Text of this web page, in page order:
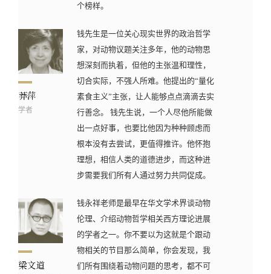
个榜样。
学者
钱先生是一位关心现实世界的政治哲学
家，对动物议题关注多年，他的动物思
想深刻而执着，但他的主张温和理性，
切合实际，不强人所难。他提出的“量化
素食主义”主张，让人能够点点滴滴去实
行善念。 钱先生说，一个人尽他所能做
出一点好事，也要比他因为种种顾虑而
根本没有去尝试，更值得推许。他怀抱
理想，相信人类的道德进步，而这种进
步需要我们所有人通过努力共同促成。
钱永祥老师是最早在华文学术界谈动物
伦理、介绍动物哲学相关西方理论进展
的学者之一。你不要以为这就是个跟动
物相关的节目那么简单，你会发现，我
们所有围绕着动物问题的思考，都不可